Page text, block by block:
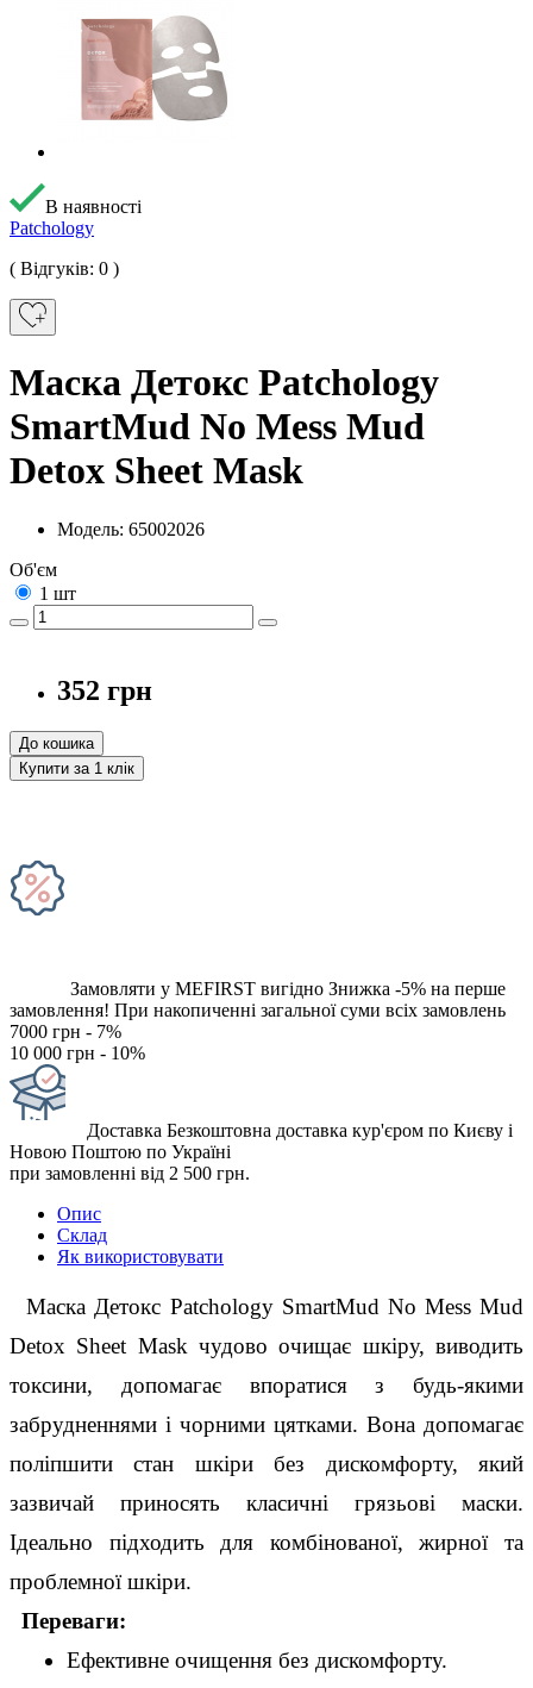
В наявності
Patchology
( Відгуків: 0 )
Маска Детокс Patchology
SmartMud No Mess Mud
Detox Sheet Mask
Модель: 65002026
Об'єм
1 шт
352 грн
До кошика
Купити за 1 клiк
Замовляти у MEFIRST вигідно Знижка -5% на перше
замовлення! При накопиченні загальної суми всіх замовлень
7000 грн - 7%
10 000 грн - 10%
Доставка Безкоштовна доставка кур'єром по Києву і
Новою Поштою по Україні
при замовленні від 2 500 грн.
Опис
Склад
Як використовувати
Маска Детокс Patchology SmartMud No Mess Mud
Detox Sheet Mask чудово очищає шкіру, виводить
токсини, допомагає впоратися з будь-якими
забрудненнями і чорними цятками. Вона допомагає
поліпшити стан шкіри без дискомфорту, який
зазвичай приносять класичні грязьові маски.
Ідеально підходить для комбінованої, жирної та
проблемної шкіри.
Переваги:
Ефективне очищення без дискомфорту.